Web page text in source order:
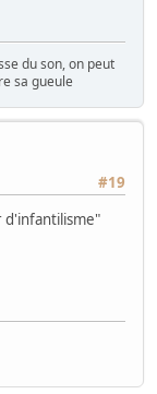
du son, on peut
sa gueule
#19
d'infantilisme"